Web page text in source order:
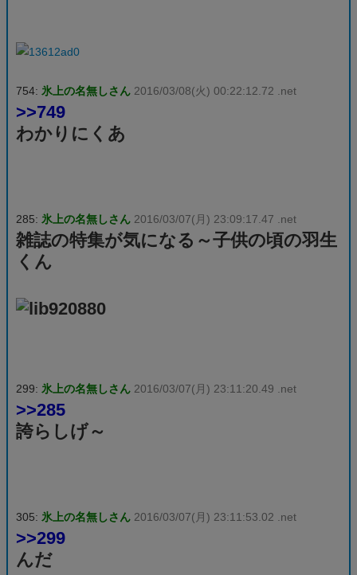
754: 氷上の名無しさん 2016/03/08(火) 00:22:12.72 .net
>>749
わかりにくあ
285: 氷上の名無しさん 2016/03/07(月) 23:09:17.47 .net
雑誌の特集が気になる～子供の頃の羽生
くん
299: 氷上の名無しさん 2016/03/07(月) 23:11:20.49 .net
>>285
誇らしげ～
305: 氷上の名無しさん 2016/03/07(月) 23:11:53.02 .net
>>299
んだ